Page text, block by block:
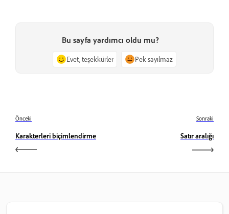
Bu sayfa yardımcı oldu mu?
Evet, teşekkürler Pek sayılmaz
Önceki
Karakterleri biçimlendirme
Sonraki
Satır aralığı